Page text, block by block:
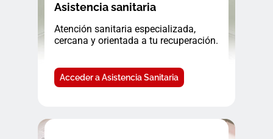
Asistencia sanitaria
Atención sanitaria especializada,
cercana y orientada a tu recuperación.
Acceder a Asistencia Sanitaria